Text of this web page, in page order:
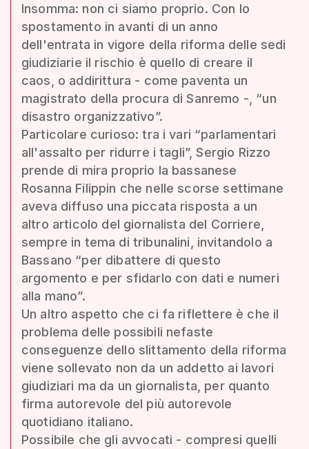
Insomma: non ci siamo proprio. Con lo
spostamento in avanti di un anno
dell'entrata in vigore della riforma delle sedi
giudiziarie il rischio è quello di creare il
caos, o addirittura - come paventa un
magistrato della procura di Sanremo -, “un
disastro organizzativo”.
Particolare curioso: tra i vari “parlamentari
all'assalto per ridurre i tagli”, Sergio Rizzo
prende di mira proprio la bassanese
Rosanna Filippin che nelle scorse settimane
aveva diffuso una piccata risposta a un
altro articolo del giornalista del Corriere,
sempre in tema di tribunalini, invitandolo a
Bassano “per dibattere di questo
argomento e per sfidarlo con dati e numeri
alla mano”.
Un altro aspetto che ci fa riflettere è che il
problema delle possibili nefaste
conseguenze dello slittamento della riforma
viene sollevato non da un addetto ai lavori
giudiziari ma da un giornalista, per quanto
firma autorevole del più autorevole
quotidiano italiano.
Possibile che gli avvocati - compresi quelli